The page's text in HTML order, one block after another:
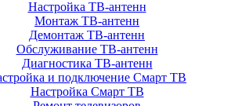
Настройка ТВ-антенн
Монтаж ТВ-антенн
Демонтаж ТВ-антенн
Обслуживание ТВ-антенн
Диагностика ТВ-антенн
и подключение Смарт ТВ
Настройка Смарт ТВ